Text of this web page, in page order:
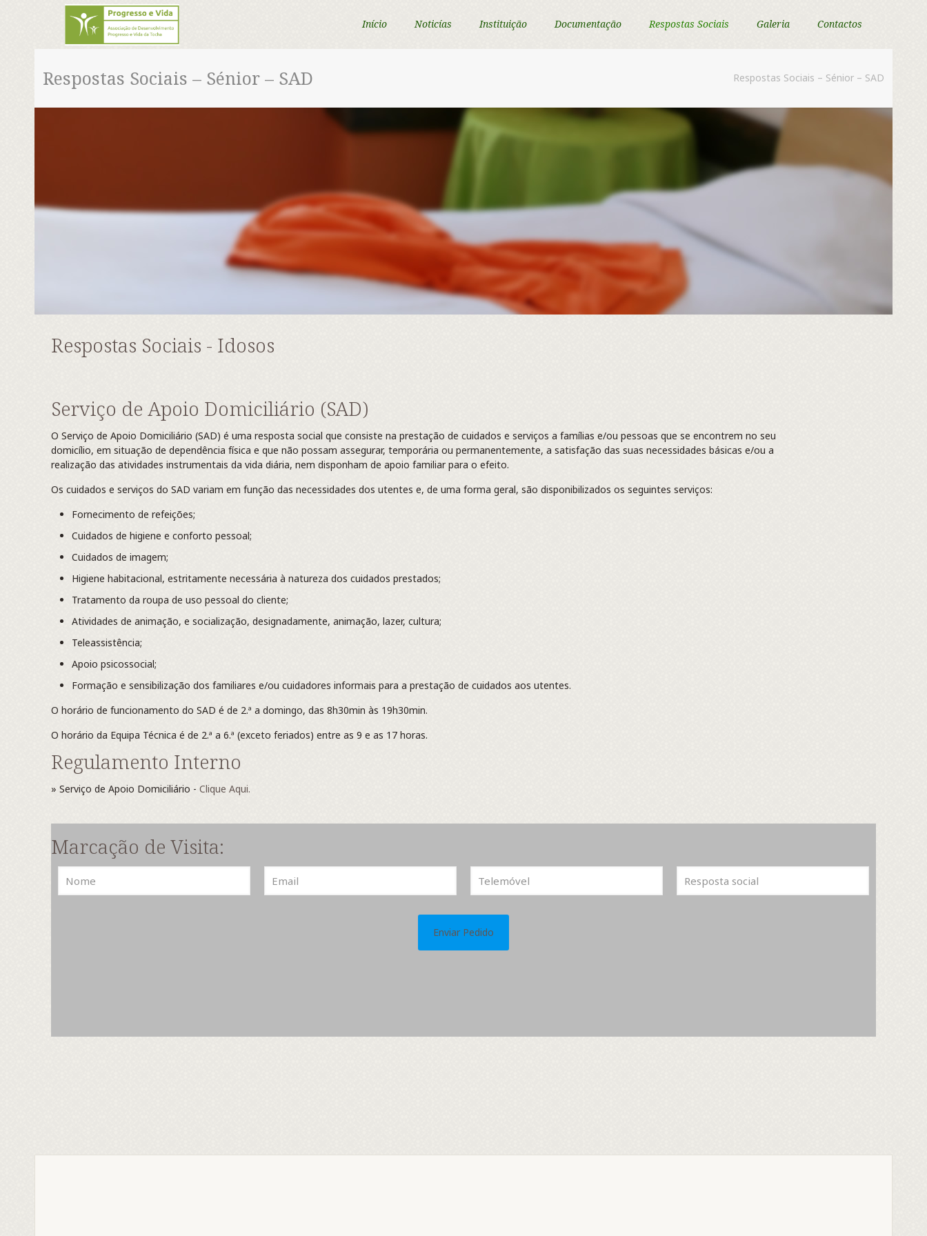
Início Noticías Instituição Documentação Respostas Sociais Galeria Contactos
Respostas Sociais – Sénior – SAD Respostas Sociais – Sénior – SAD
Respostas Sociais - Idosos
Serviço de Apoio Domiciliário (SAD)
O Serviço de Apoio Domiciliário (SAD) é uma resposta social que consiste na prestação de cuidados e serviços a famílias e/ou pessoas que se encontrem no seu
domicílio, em situação de dependência física e que não possam assegurar, temporária ou permanentemente, a satisfação das suas necessidades básicas e/ou a
realização das atividades instrumentais da vida diária, nem disponham de apoio familiar para o efeito.
Os cuidados e serviços do SAD variam em função das necessidades dos utentes e, de uma forma geral, são disponibilizados os seguintes serviços:
Fornecimento de refeições;
Cuidados de higiene e conforto pessoal;
Cuidados de imagem;
Higiene habitacional, estritamente necessária à natureza dos cuidados prestados;
Tratamento da roupa de uso pessoal do cliente;
Atividades de animação, e socialização, designadamente, animação, lazer, cultura;
Teleassistência;
Apoio psicossocial;
Formação e sensibilização dos familiares e/ou cuidadores informais para a prestação de cuidados aos utentes.
O horário de funcionamento do SAD é de 2.ª a domingo, das 8h30min às 19h30min.
O horário da Equipa Técnica é de 2.ª a 6.ª (exceto feriados) entre as 9 e as 17 horas.
Regulamento Interno
» Serviço de Apoio Domiciliário - Clique Aqui.
Marcação de Visita: